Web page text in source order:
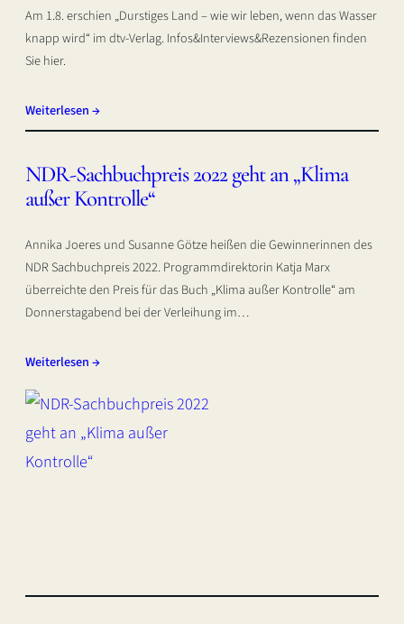
Am 1.8. erschien „Durstiges Land – wie wir leben, wenn das Wasser
knapp wird“ im dtv-Verlag. Infos&Interviews&Rezensionen finden
Sie hier.
Weiterlesen →
NDR-Sachbuchpreis 2022 geht an „Klima
außer Kontrolle“
Annika Joeres und Susanne Götze heißen die Gewinnerinnen des
NDR Sachbuchpreis 2022. Programmdirektorin Katja Marx
überreichte den Preis für das Buch „Klima außer Kontrolle“ am
Donnerstagabend bei der Verleihung im…
Weiterlesen →